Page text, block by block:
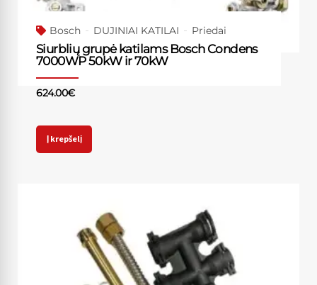
Bosch DUJINIAI KATILAI Priedai
Siurblių grupė katilams Bosch Condens
7000WP 50kW ir 70kW
624.00€
Į krepšelį